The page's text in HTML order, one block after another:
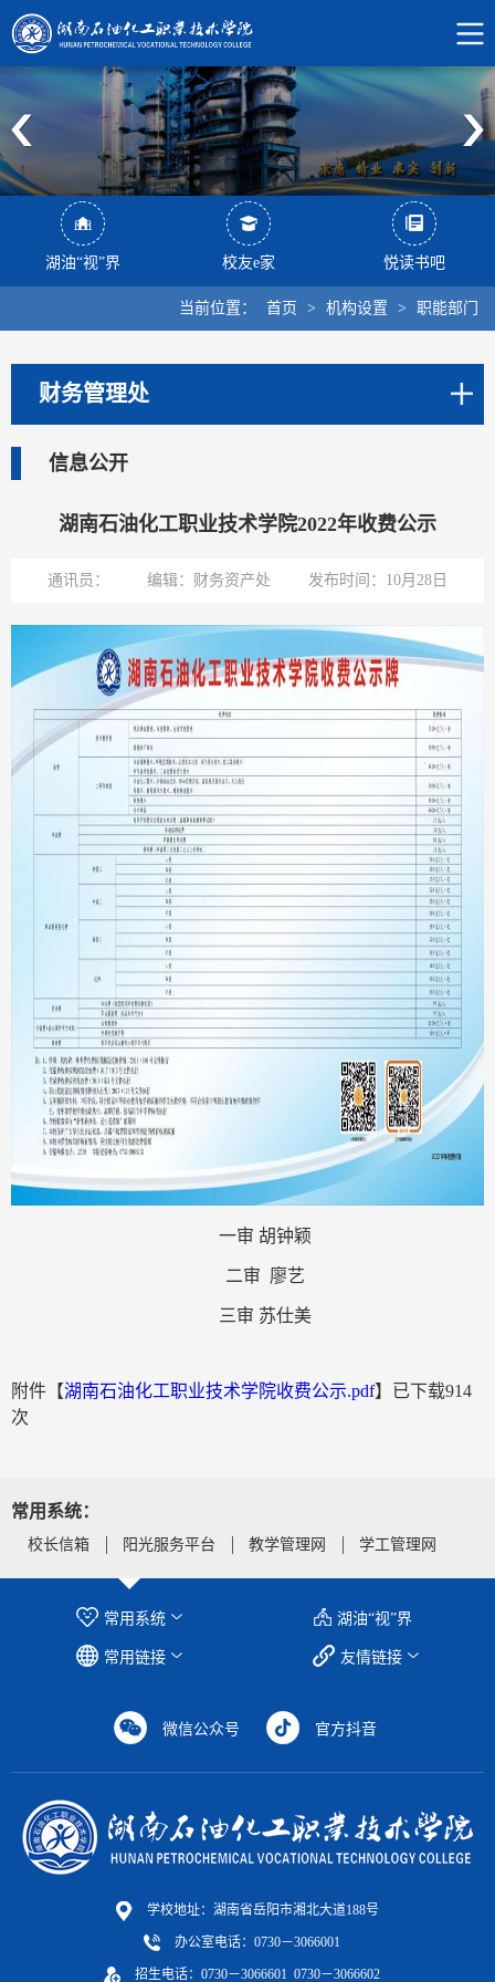
湖油“视”界 校友e家 悦读书吧
当前位置： 首页 > 机构设置 > 职能部门
财务管理处
信息公开
湖南石油化工职业技术学院2022年收费公示
通讯员： 编辑：财务资产处 发布时间：10月28日
一审 胡钟颖
二审 廖艺
三审 苏仕美
附件【湖南石油化工职业技术学院收费公示.pdf】已下载914
次
常用系统：
校长信箱 阳光服务平台 教学管理网 学工管理网
湖油“视”界
常用系统
友情链接
常用链接
微信公众号 官方抖音
学校地址：湖南省岳阳市湘北大道188号
办公室电话：0730－3066001
招生电话：0730－3066601 0730－3066602